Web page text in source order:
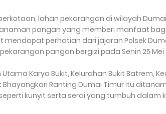
lahan pekarangan di wilayah
pangan yang memberi manfaat
perhatian dari jajaran Polsek
pangan bergizi pada Senin 25 Mei
Karya Bukit, Kelurahan Bukit Batrem,
Bhayangkari Ranting Dumai Timur itu
kunyit serta serai yang tumbuh dalam